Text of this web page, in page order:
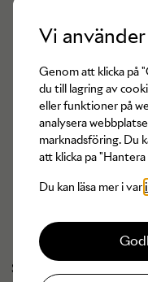
Har du något från
Som Arkivare (säljare
Vi
Genom att klicka på
du till lagring av
eller funktioner på
analysera
marknadsföring. Du
att klicka pa
Du kan läsa mer i var